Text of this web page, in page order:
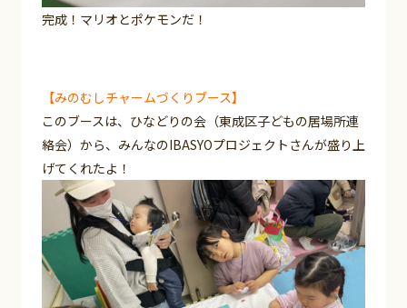
完成！マリオとポケモンだ！
【みのむしチャームづくりブース】
このブースは、ひなどりの会（東成区子どもの居場所連
絡会）から、みんなのIBASYOプロジェクトさんが盛り上
げてくれたよ！